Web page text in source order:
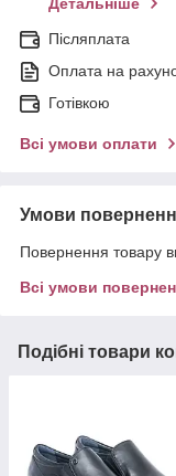
Детальніше
Післяплата
Оплата на
Готівкою
Всі умови оплати
Умови
Повернення товару
Всі умови
Подібні товари